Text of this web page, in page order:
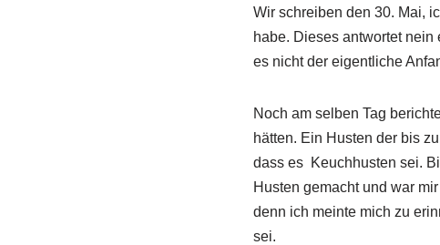
Wir schreiben den 30. Mai,
habe. Dieses antwortet nein
es nicht der eigentliche
Noch am selben Tag
hätten. Ein Husten der bis
dass es Keuchhusten sei.
Husten gemacht und war
denn ich meinte mich zu
sei.